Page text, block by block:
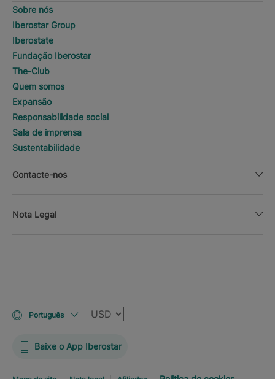
Sobre nós
Iberostar Group
Iberostate
Fundação Iberostar
The-Club
Quem somos
Expansão
Responsabilidade social
Sala de imprensa
Sustentabilidade
Contacte-nos
Nota Legal
Português Moeda
Baixe o App Iberostar